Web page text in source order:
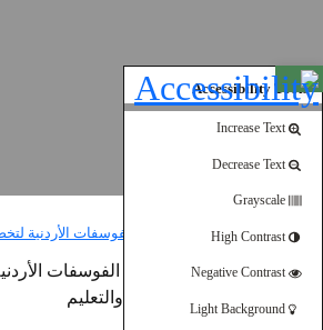
Open toolbar
Accessibility Tools
Increase Text
Decrease Text
Grayscale
High Contrast
Negative Contrast
Light Background
دينار لدعم قطاعي الصحة والتعليم